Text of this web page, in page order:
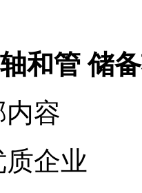
和管 储
容
质企业